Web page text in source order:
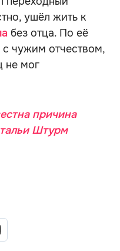
ушёл жить к
без отца. По её
чужим отчеством,
не мог
причина
Штурм